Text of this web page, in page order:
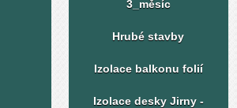
3_měsíc
Hrubé stavby
Izolace balkonu folií
Izolace desky Jirny -